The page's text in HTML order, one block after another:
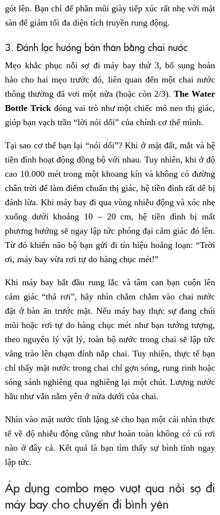
gót lên. Bạn chỉ để phần mũi giày tiếp xúc rất nhẹ với mặt
sàn để giảm tối đa diện tích truyền rung động.
3. Đánh lạc hướng bản thân bằng chai nước
Mẹo khắc phục nỗi sợ đi máy bay thứ 3, bổ sung hoàn
hảo cho hai mẹo trước đó, liên quan đến một chai nước
thông thường đã vơi một nửa (hoặc còn 2/3). The Water
Bottle Trickđóng vai trò như một chiếc mỏ neo thị giác,
giúp bạn vạch trần “lời nói dối” của chính cơ thể mình.
Tại sao cơ thể bạn lại “nói dối”? Khi ở mặt đất, mắt và hệ
tiền đình hoạt động đồng bộ với nhau. Tuy nhiên, khi ở độ
cao 10.000 mét trong một khoang kín và không có đường
chân trời để làm điểm chuẩn thị giác, hệ tiền đình rất dễ bị
đánh lừa. Khi máy bay đi qua vùng nhiễu động và xóc nhẹ
xuống dưới khoảng 10 – 20 cm, hệ tiền đình bị mất
phương hướng sẽ ngay lập tức phóng đại cảm giác đó lên.
Từ đó khiến não bộ bạn gửi đi tín hiệu hoảng loạn: “Trời
ơi, máy bay vừa rơi tự do hàng chục mét!”
Khi máy bay bắt đầu rung lắc và tâm can bạn cuộn lên
cảm giác “thả rơi”, hãy nhìn chằm chằm vào chai nước
đặt ở bàn ăn trước mặt. Nếu máy bay thực sự đang chúi
mũi hoặc rơi tự do hàng chục mét như bạn tưởng tượng,
theo nguyên lý vật lý, toàn bộ nước trong chai sẽ lập tức
văng trào lên chạm đỉnh nắp chai. Tuy nhiên, thực tế bạn
chỉ thấy mặt nước trong chai chỉ gợn sóng, rung rinh hoặc
sóng sánh nghiêng qua nghiêng lại một chút. Lượng nước
hầu như vẫn nằm yên ở nửa dưới của chai.
Nhìn vào mặt nước tĩnh lặng sẽ cho bạn một cái nhìn thực
tế về độ nhiễu động cũng như hoàn toàn không có cú rơi
nào ở đây cả. Kết quả là bạn tìm thấy sự bình tĩnh ngay
lập tức.
Áp dụng combo mẹo vượt qua nỗi sợ đi
máy bay cho chuyến đi bình yên